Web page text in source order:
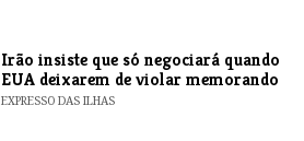
​Irão insiste que só negociará quando
EUA deixarem de violar memorando
EXPRESSO DAS ILHAS